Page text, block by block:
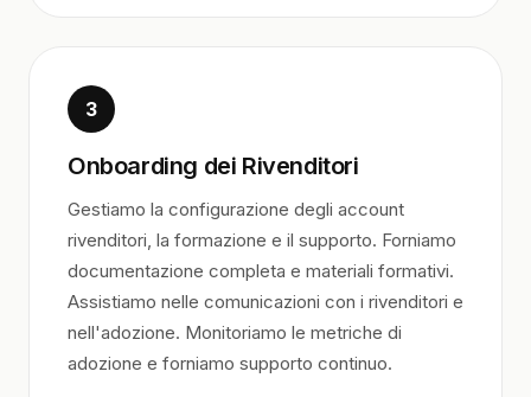
3
Onboarding dei Rivenditori
Gestiamo la configurazione degli account
rivenditori, la formazione e il supporto. Forniamo
documentazione completa e materiali formativi.
Assistiamo nelle comunicazioni con i rivenditori e
nell'adozione. Monitoriamo le metriche di
adozione e forniamo supporto continuo.